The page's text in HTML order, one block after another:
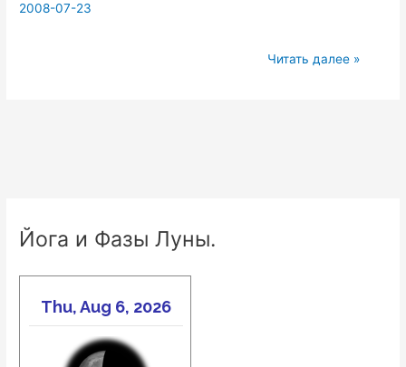
2008-07-23
Пранаяма
Читать далее »
Йога и Фазы Луны.